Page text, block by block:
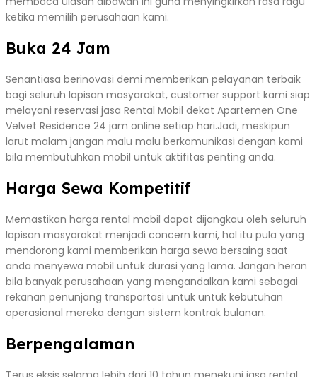
ketika memilih perusahaan kami.
Buka 24 Jam
Senantiasa berinovasi demi memberikan pelayanan terbaik
bagi seluruh lapisan masyarakat, customer support kami siap
melayani reservasi jasa Rental Mobil dekat Apartemen One
Velvet Residence 24 jam online setiap hari.Jadi, meskipun
larut malam jangan malu malu berkomunikasi dengan kami
bila membutuhkan mobil untuk aktifitas penting anda.
Harga Sewa Kompetitif
Memastikan harga rental mobil dapat dijangkau oleh seluruh
lapisan masyarakat menjadi concern kami, hal itu pula yang
mendorong kami memberikan harga sewa bersaing saat
anda menyewa mobil untuk durasi yang lama. Jangan heran
bila banyak perusahaan yang mengandalkan kami sebagai
rekanan penunjang transportasi untuk untuk kebutuhan
operasional mereka dengan sistem kontrak bulanan.
Berpengalaman